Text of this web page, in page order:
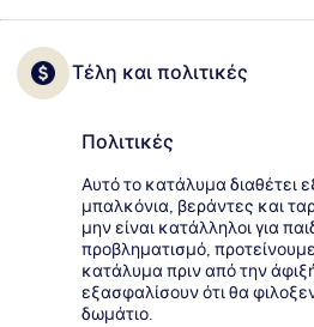
Τέλη και πολιτικές
Πολιτικές
Αυτό το κατάλυμα διαθέτει
μπαλκόνια, βεράντες και
μην είναι κατάλληλοι για
προβληματισμό,
κατάλυμα πριν από την
εξασφαλίσουν ότι θα
δωμάτιο.